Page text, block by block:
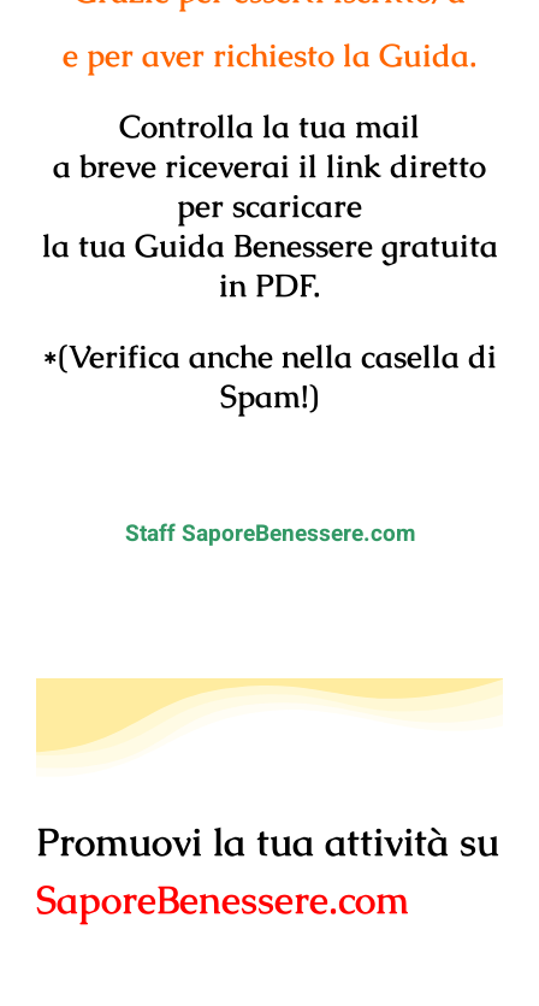
e per aver richiesto la Guida.
Controlla la tua mail
a breve riceverai il link diretto
per scaricare
la tua Guida Benessere gratuita
in PDF.
*(Verifica anche nella casella di
Spam!)
Staff SaporeBenessere.com
Promuovi la tua attività su
SaporeBenessere.com